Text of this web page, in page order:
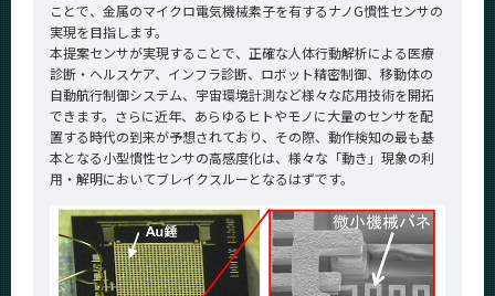
ことで、金属のマイクロ電気機械素子を有するナノG慣性センサの
実現を目指します。
本提案センサが実現することで、正確な人体行動解析による医療
診断・ヘルスケア、インフラ診断、ロボット精密制御、移動体の
自動航行制御システム、宇宙環境計測など様々な応用技術を開拓
できます。さらに近年、あらゆるヒトやモノに大量のセンサを配
置する時代の到来が予想されており、その際、動作検知の最も基
本となる小型慣性センサの高感度化は、様々な「動き」現象の利
用・解明においてブレイクスルーとなるはずです。